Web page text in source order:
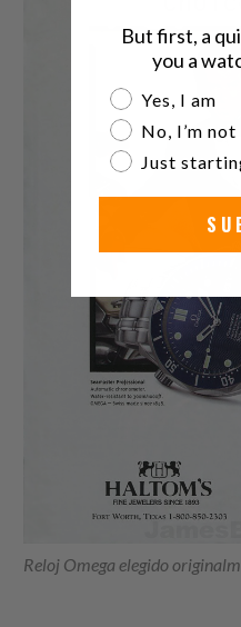
Reloj Omega elegido
But first, a
you a
Are you a
Yes, I am
No, I’m not
Just